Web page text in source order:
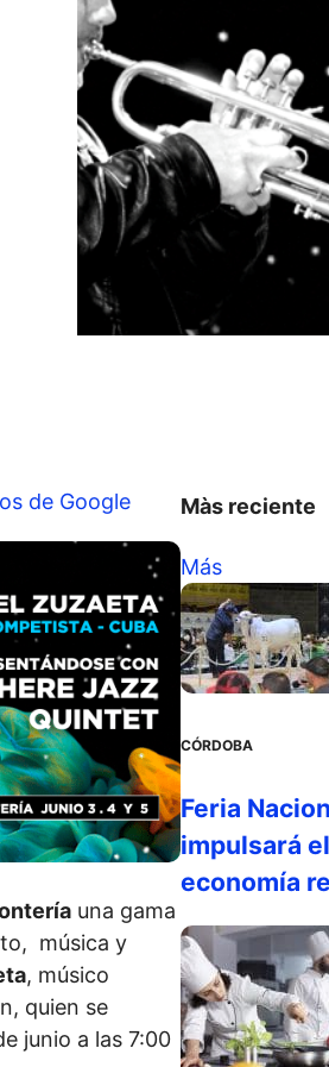
de Google
una gama
música y
, músico
quien se
junio a las 7:00
Màs reciente
Más
CÓRDOBA
Feria
impulsará
economía